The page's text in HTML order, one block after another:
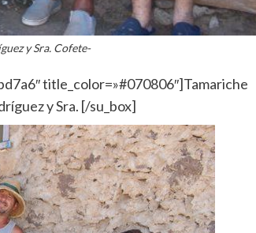
y Sra. Cofete-
title_color=»#070806″]Tamariche
y Sra. [/su_box]